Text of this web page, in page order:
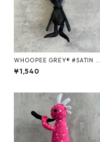
WHOOPEE GREY® #SATIN B
LACK/Sサイズ
¥1,540